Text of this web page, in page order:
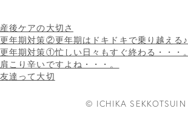
産後ケアの大切さ
更年期対策②更年期はドキドキで乗り越える♪
更年期対策①忙しい日々もすぐ終わる・・・。
肩こり辛いですよね・・・。
友達って大切
© ICHIKA SEKKOTSUIN